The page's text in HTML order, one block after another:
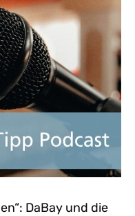
DaBay und die